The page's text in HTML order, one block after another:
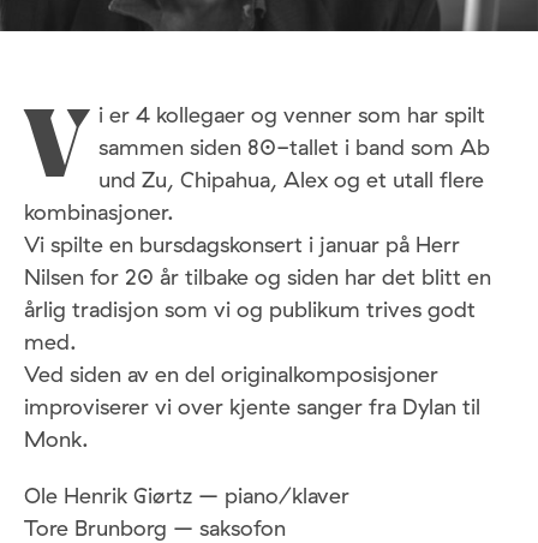
V i er 4 kollegaer og venner som har spilt
sammen siden 80-tallet i band som Ab
und Zu, Chipahua, Alex og et utall flere
kombinasjoner.
Vi spilte en bursdagskonsert i januar på Herr
Nilsen for 20 år tilbake og siden har det blitt en
årlig tradisjon som vi og publikum trives godt
med.
Ved siden av en del originalkomposisjoner
improviserer vi over kjente sanger fra Dylan til
Monk.
Ole Henrik Giørtz – piano/klaver
Tore Brunborg – saksofon